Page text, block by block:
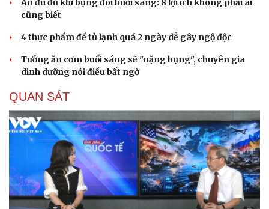
Ăn đu đủ khi bụng đói buổi sáng: 8 lợi ích không phải ai
cũng biết
4 thực phẩm để tủ lạnh quá 2 ngày dễ gây ngộ độc
Tưởng ăn cơm buổi sáng sẽ "nặng bụng", chuyên gia
dinh dưỡng nói điều bất ngờ
QUAN SÁT